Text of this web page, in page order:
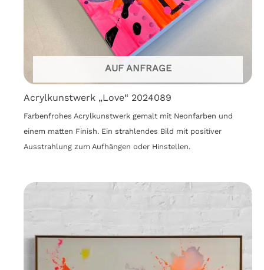
AUF ANFRAGE
Acrylkunstwerk „Love“ 2024089
Farbenfrohes Acrylkunstwerk gemalt mit Neonfarben und
einem matten Finish. Ein strahlendes Bild mit positiver
Ausstrahlung zum Aufhängen oder Hinstellen.